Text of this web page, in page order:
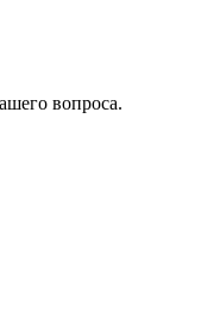
вопроса.